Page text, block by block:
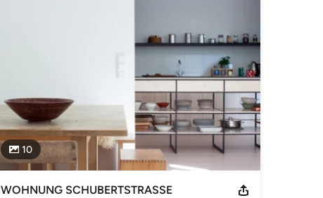
10
WOHNUNG SCHUBERTSTRASSE